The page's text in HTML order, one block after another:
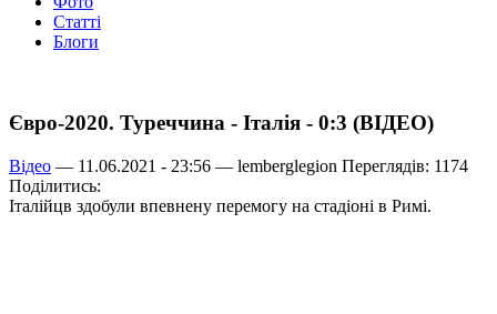
Статті
Блоги
Євро-2020. Туреччина - Італія - 0:3 (ВІДЕО)
Відео — 11.06.2021 - 23:56 — lemberglegion Переглядів: 1174
Поділитись:
Італійцв здобули впевнену перемогу на стадіоні в Римі.